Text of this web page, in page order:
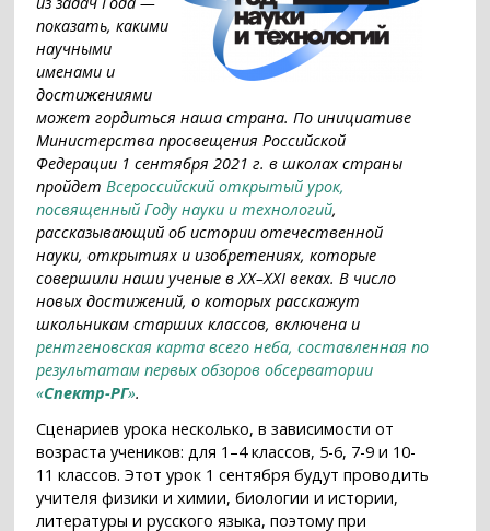
показать, какими
научными
именами и
достижениями
может гордиться наша страна. По инициативе
Министерства просвещения Российской
Федерации 1 сентября 2021 г. в школах страны
пройдетВсероссийский открытый урок,
посвященный Году науки и технологий,
рассказывающий об истории отечественной
науки, открытиях и изобретениях, которые
совершили наши ученые в ХХ–ХХI веках. В число
новых достижений, о которых расскажут
школьникам старших классов, включена и
рентгеновская карта всего неба, составленная по
результатам первых обзоров обсерватории
«Спектр-РГ».
Сценариев урока несколько, в зависимости от
возраста учеников: для 1–4 классов, 5-6, 7-9 и 10-
11 классов. Этот урок 1 сентября будут проводить
учителя физики и химии, биологии и истории,
литературы и русского языка, поэтому при